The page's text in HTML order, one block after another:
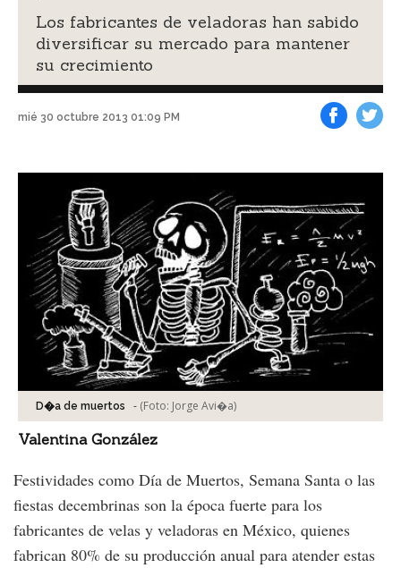
Los fabricantes de veladoras han sabido
diversificar su mercado para mantener
su crecimiento
mié 30 octubre 2013 01:09 PM
D�a de muertos - (Foto: Jorge Avi�a)
Valentina González
Festividades como Día de Muertos, Semana Santa o las
fiestas decembrinas son la época fuerte para los
fabricantes de velas y veladoras en México, quienes
fabrican 80% de su producción anual para atender estas